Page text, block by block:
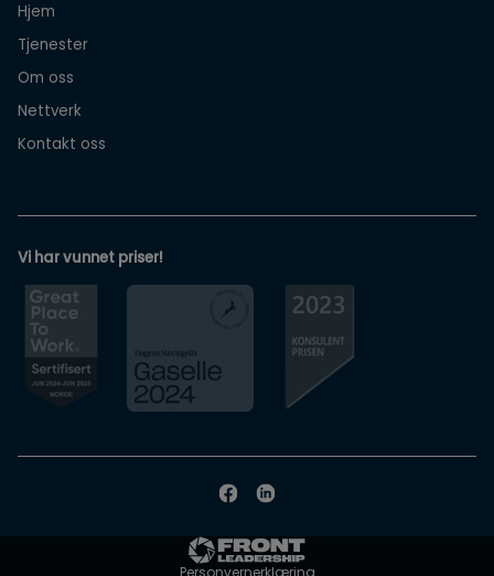
Hjem
Tjenester
Om oss
Nettverk
Kontakt oss
Vi har vunnet priser!
Personvernerklæring